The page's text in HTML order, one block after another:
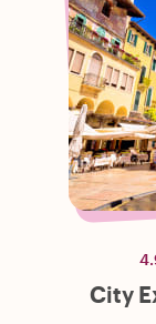
City